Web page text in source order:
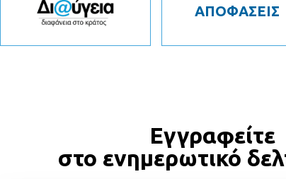
ΑΠΟΦΑΣΕΙΣ
Εγγραφείτε
στο ενημερωτικό